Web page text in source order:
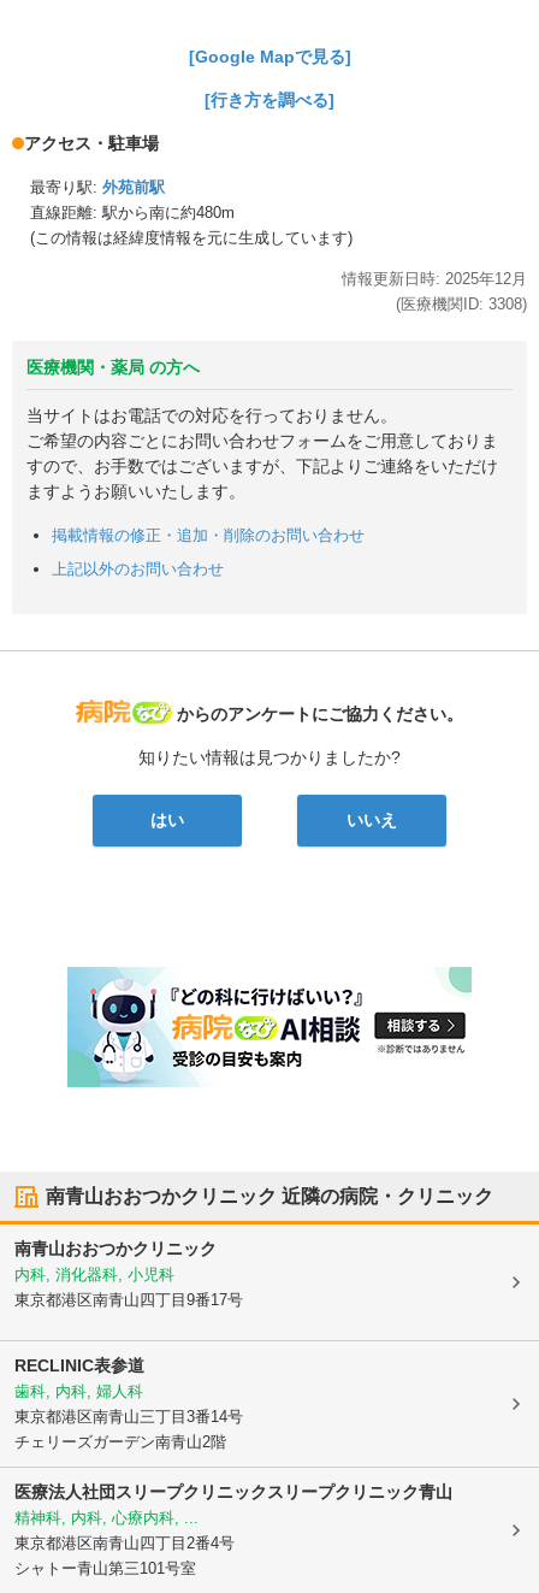
[Google Mapで見る]
[行き方を調べる]
アクセス・駐車場
最寄り駅: 外苑前駅
直線距離: 駅から南に約480m
(この情報は経緯度情報を元に生成しています)
情報更新日時: 2025年12月
(医療機関ID: 3308)
医療機関・薬局 の方へ
当サイトはお電話での対応を行っておりません。
ご希望の内容ごとにお問い合わせフォームをご用意しておりま
すので、お手数ではございますが、下記よりご連絡をいただけ
ますようお願いいたします。
掲載情報の修正・追加・削除のお問い合わせ
上記以外のお問い合わせ
病院なび
からのアンケートにご協力ください。
知りたい情報は見つかりましたか?
はい いいえ
南青山おおつかクリニック 近隣の病院・クリニック
南青山おおつかクリニック
内科, 消化器科, 小児科
東京都港区南青山四丁目9番17号
RECLINIC表参道
歯科, 内科, 婦人科
東京都港区南青山三丁目3番14号
チェリーズガーデン南青山2階
医療法人社団スリープクリニックスリープクリニック青山
精神科, 内科, 心療内科, ...
東京都港区南青山四丁目2番4号
シャトー青山第三101号室